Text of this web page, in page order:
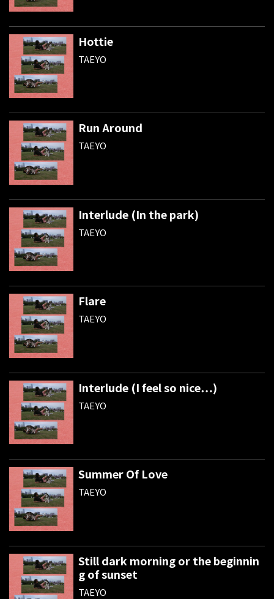
Hottie
TAEYO
Run Around
TAEYO
Interlude (In the park)
TAEYO
Flare
TAEYO
Interlude (I feel so nice…)
TAEYO
Summer Of Love
TAEYO
Still dark morning or the beginnin
g of sunset
TAEYO